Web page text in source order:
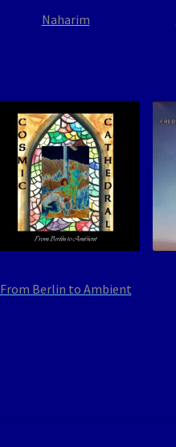
Naharim
From Berlin to Ambient